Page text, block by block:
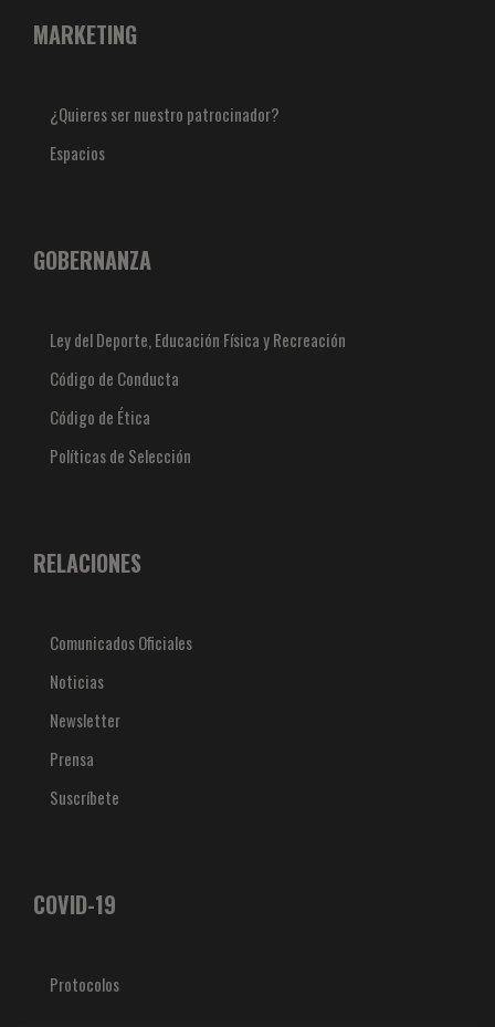
MARKETING
¿Quieres ser nuestro patrocinador?
Espacios
GOBERNANZA
Ley del Deporte, Educación Física y Recreación
Código de Conducta
Código de Ética
Políticas de Selección
RELACIONES
Comunicados Oficiales
Noticias
Newsletter
Prensa
Suscríbete
COVID-19
Protocolos